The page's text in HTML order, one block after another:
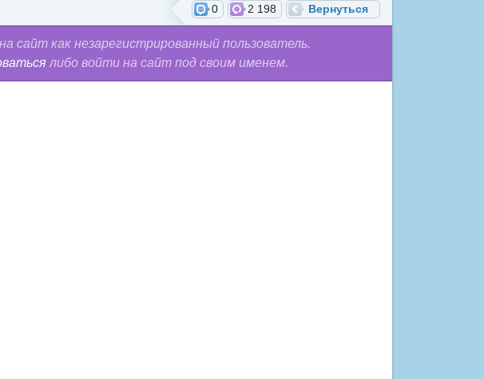
Вернуться
2 198
0
сайт как незарегистрированный пользователь.
либо войти на сайт под своим именем.